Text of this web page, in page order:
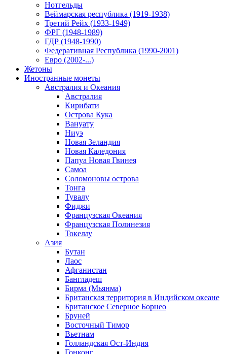
Нотгельды
Веймарская республика (1919-1938)
Третий Рейх (1933-1949)
ФРГ (1948-1989)
ГДР (1948-1990)
Федеративная Республика (1990-2001)
Евро (2002-...)
Жетоны
Иностранные монеты
Австралия и Океания
Австралия
Кирибати
Острова Кука
Вануату
Ниуэ
Новая Зеландия
Новая Каледония
Папуа Новая Гвинея
Самоа
Соломоновы острова
Тонга
Тувалу
Фиджи
Французская Океания
Французская Полинезия
Токелау
Азия
Бутан
Лаос
Афганистан
Бангладеш
Бирма (Мьянма)
Британская территория в Индийском океане
Британское Северное Борнео
Бруней
Восточный Тимор
Вьетнам
Голландская Ост-Индия
Гонконг